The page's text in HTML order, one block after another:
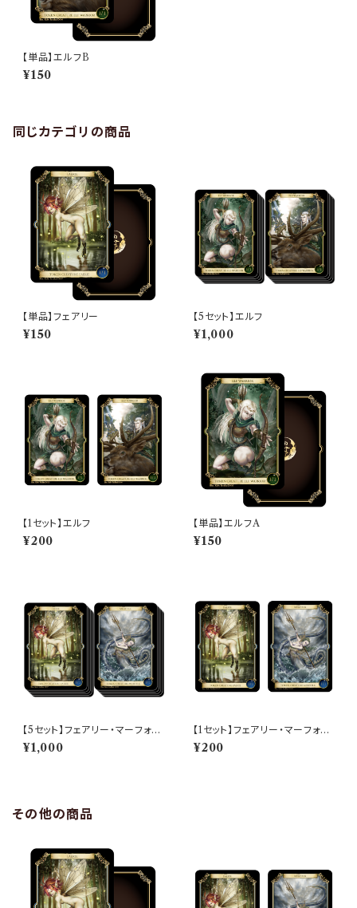
【単品】エルフB
¥150
同じカテゴリの商品
【単品】フェアリー
¥150
【5セット】エルフ
¥1,000
【1セット】エルフ
¥200
【単品】エルフA
¥150
【5セット】フェアリー・マーフォー
ク
¥1,000
【1セット】フェアリー・マーフォー
ク
¥200
その他の商品